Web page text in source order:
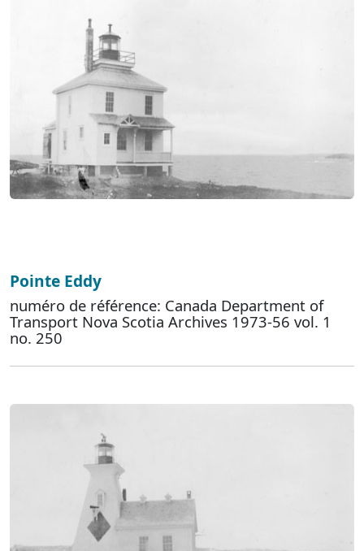
Pointe Eddy
numéro de référence: Canada Department of
Transport Nova Scotia Archives 1973-56 vol. 1
no. 250